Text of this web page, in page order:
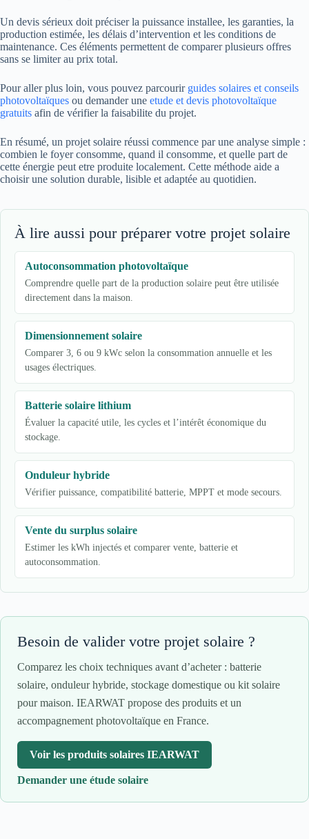
Un devis sérieux doit préciser la puissance installee, les garanties, la
production estimée, les délais d’intervention et les conditions de
maintenance. Ces éléments permettent de comparer plusieurs offres
sans se limiter au prix total.
Pour aller plus loin, vous pouvez parcourir guides solaires et conseils
photovoltaïques ou demander une etude et devis photovoltaïque
gratuits afin de vérifier la faisabilite du projet.
En résumé, un projet solaire réussi commence par une analyse simple :
combien le foyer consomme, quand il consomme, et quelle part de
cette énergie peut etre produite localement. Cette méthode aide a
choisir une solution durable, lisible et adaptée au quotidien.
À lire aussi pour préparer votre projet solaire
Autoconsommation photovoltaïque
Comprendre quelle part de la production solaire peut être utilisée
directement dans la maison.
Dimensionnement solaire
Comparer 3, 6 ou 9 kWc selon la consommation annuelle et les
usages électriques.
Batterie solaire lithium
Évaluer la capacité utile, les cycles et l’intérêt économique du
stockage.
Onduleur hybride
Vérifier puissance, compatibilité batterie, MPPT et mode secours.
Vente du surplus solaire
Estimer les kWh injectés et comparer vente, batterie et
autoconsommation.
Besoin de valider votre projet solaire ?
Comparez les choix techniques avant d’acheter : batterie
solaire, onduleur hybride, stockage domestique ou kit solaire
pour maison. IEARWAT propose des produits et un
accompagnement photovoltaïque en France.
Voir les produits solaires IEARWAT
Demander une étude solaire